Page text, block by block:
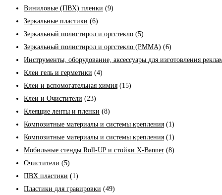
Виниловые (ПВХ) пленки (9)
Зеркальные пластики (6)
Зеркальный полистирол и оргстекло (5)
Зеркальный полистирол и оргстекло (PMMA) (6)
Инструменты, оборудование, аксессуары для изготовления
Клеи гель и герметики (4)
Клеи и вспомогательная химия (15)
Клеи и Очистители (23)
Клеящие ленты и пленки (8)
Композитные материалы и системы крепления (1)
Композитные материалы и системы крепления (1)
Мобильные стенды Roll-UP и стойки X-Banner (8)
Очистители (5)
ПВХ пластики (1)
Пластики для гравировки (49)